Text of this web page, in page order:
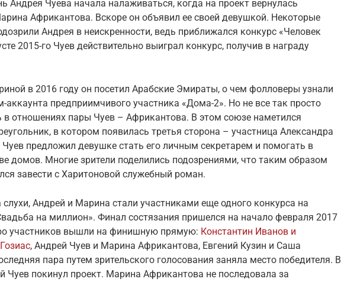
Андрея Чуева начала налаживаться, когда на проект вернулась
Африкантова. Вскоре он объявил ее своей девушкой. Некоторые
Андрея в неискренности, ведь приближался конкурс «Человек
2015-го Чуев действительно выиграл конкурс, получив в награду
в 2016 году он посетил Арабские Эмираты, о чем фолловеры узнали
аккаунта предприимчивого участника «Дома-2». Но не все так просто
в отношениях пары Чуев – Африкантова. В этом союзе наметился
в котором появилась третья сторона – участница Александра
предложил девушке стать его личным секретарем и помогать в
домов. Многие зрители поделились подозрениями, что таким образом
завести с Харитоновой служебный роман.
Андрей и Марина стали участниками еще одного конкурса на
на миллион». Финал состязания пришелся на начало февраля 2017
участников вышли на финишную прямую: Константин Иванов и
, Андрей Чуев и Марина Африкантова, Евгений Кузин и Саша
пара путем зрительского голосования заняла место победителя. В
Чуев покинул проект. Марина Африкантова не последовала за